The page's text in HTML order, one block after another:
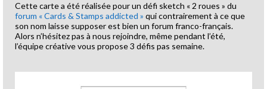
Cette carte a été réalisée pour un défi sketch « 2 roues » du
forum « Cards & Stamps addicted » qui contrairement à ce que
son nom laisse supposer est bien un forum franco-français.
Alors n’hésitez pas à nous rejoindre, même pendant l’été,
l’équipe créative vous propose 3 défis pas semaine.